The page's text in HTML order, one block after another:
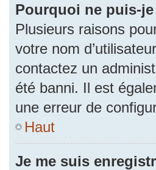
Pourquoi ne puis-
Plusieurs raisons
votre nom
contactez un
été banni. Il est
une erreur de
Haut
Je me suis